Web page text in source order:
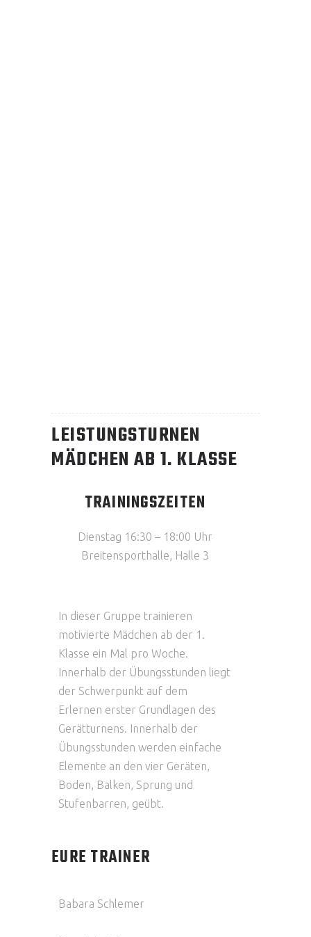
LEISTUNGSTURNEN
MÄDCHEN AB 1. KLASSE
TRAININGSZEITEN
Dienstag 16:30 – 18:00 Uhr
Breitensporthalle, Halle 3
In dieser Gruppe trainieren
motivierte Mädchen ab der 1.
Klasse ein Mal pro Woche.
Innerhalb der Übungsstunden liegt
der Schwerpunkt auf dem
Erlernen erster Grundlagen des
Gerätturnens. Innerhalb der
Übungsstunden werden einfache
Elemente an den vier Geräten,
Boden, Balken, Sprung und
Stufenbarren, geübt.
EURE TRAINER
Babara Schlemer